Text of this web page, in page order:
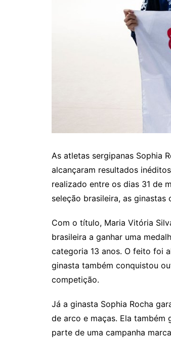
As atletas sergipanas Sophia
alcançaram resultados
realizado entre os dias 31 de
seleção brasileira, as
Com o título, Maria Vitória
brasileira a ganhar uma
categoria 13 anos. O feito foi
ginasta também conquistou
competição.
Já a ginasta Sophia Rocha
de arco e maças. Ela também
parte de uma campanha